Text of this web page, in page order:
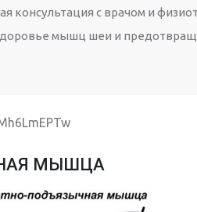
консультация с врачом и
мышц шеи и
МЫШЦА